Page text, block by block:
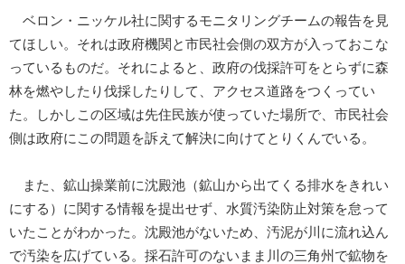
ベロン・ニッケル社に関するモニタリングチームの報告を見
てほしい。それは政府機関と市民社会側の双方が入っておこな
っているものだ。それによると、政府の伐採許可をとらずに森
林を燃やしたり伐採したりして、アクセス道路をつくってい
た。しかしこの区域は先住民族が使っていた場所で、市民社会
側は政府にこの問題を訴えて解決に向けてとりくんでいる。
また、鉱山操業前に沈殿池（鉱山から出てくる排水をきれい
にする）に関する情報を提出せず、水質汚染防止対策を怠って
いたことがわかった。沈殿池がないため、汚泥が川に流れ込ん
で汚染を広げている。採石許可のないまま川の三角州で鉱物を